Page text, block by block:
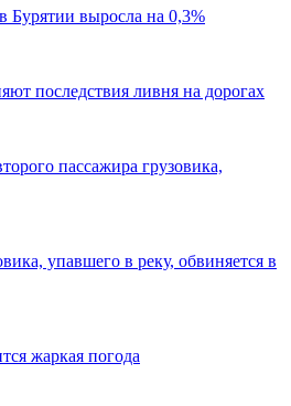
Бурятии выросла на 0,3%
последствия ливня на дорогах
пассажира грузовика,
упавшего в реку, обвиняется в
жаркая погода